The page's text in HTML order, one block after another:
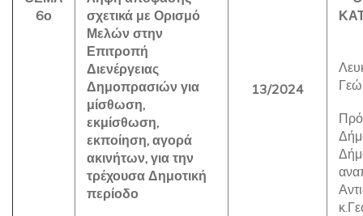
6ο
σχετικά με Ορισμό
Μελών στην
Επιτροπή
Διενέργειας
Δημοπρασιών για
μίσθωση,
εκμίσθωση,
εκποίηση, αγορά
ακινήτων, για την
τρέχουσα Δημοτική
περίοδο
13/2024